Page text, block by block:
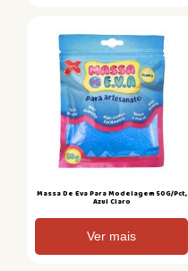
Massa De Eva Para Modelagem 50G/Pct,
Azul Claro
Ver mais